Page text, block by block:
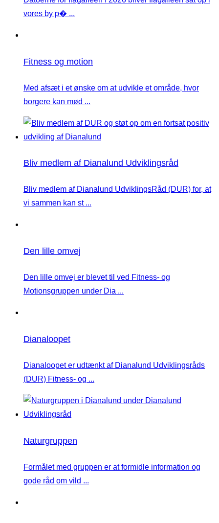
vores by p� ...
Fitness og motion
Med afsæt i et ønske om at udvikle et område, hvor
borgere kan mød ...
Bliv medlem af Dianalund Udviklingsråd
Bliv medlem af Dianalund UdviklingsRåd (DUR) for, at
vi sammen kan st ...
Den lille omvej
Den lille omvej er blevet til ved Fitness- og
Motionsgruppen under Dia ...
Dianaloopet
Dianaloopet er udtænkt af Dianalund Udviklingsråds
(DUR) Fitness- og ...
Naturgruppen
Formålet med gruppen er at formidle information og
gode råd om vild ...